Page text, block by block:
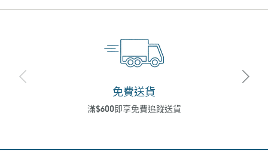
免費送貨
滿$600即享免費追蹤送貨